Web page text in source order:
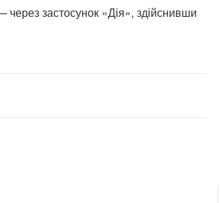
застосунок «Дія», здійснивши